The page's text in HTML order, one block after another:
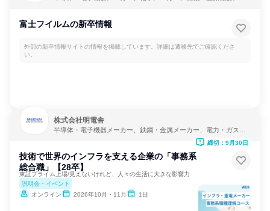
富士フイルムの新卒情報
外部の新卒情報サイトの情報を掲載しています。詳細は遷移先でご確認くださ
い。
株式会社明電舎
半導体・電子機器メーカー、鉄鋼・金属メーカー、電力・ガス・
技術で世界のインフラを支える企業の「事務系
総合職」【28卒】
東証プライム上場/見えないけれど、人々の生活に大きな影響力
説明会・イベント
オンライン
2026年10月・11月 1日
締切：9月30日